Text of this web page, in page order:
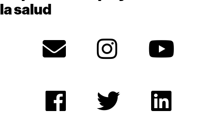
la salud